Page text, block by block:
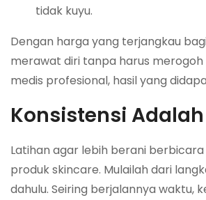
tidak kuyu.
Dengan harga yang terjangkau
merawat diri tanpa harus
medis profesional, hasil yang
Konsistensi
Latihan agar lebih berani
produk skincare. Mulailah dari
dahulu. Seiring berjalannya waktu,